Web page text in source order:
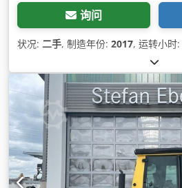
询问
状况: 二手, 制造年份: 2017, 运转小时: